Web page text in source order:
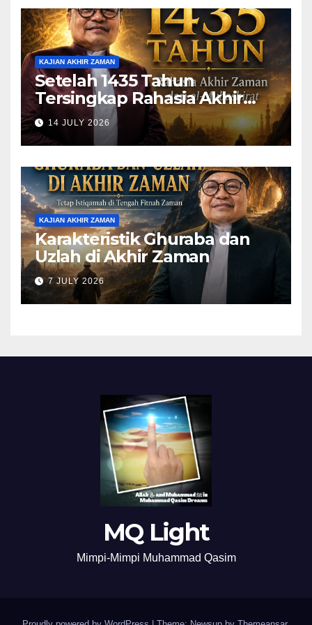
KAJIAN AKHIR ZAMAN
Setelah 1435 Tahun
Tersingkap Rahasia Akhir
Zaman dari al-Mubashirat
(Pelajari Mimpi Muhammad
Qasim)
14 JULY 2026
KAJIAN AKHIR ZAMAN
Karakteristik Ghuraba dan
Uzlah di Akhir Zaman
7 JULY 2026
MQ Light
Mimpi-Mimpi Muhammad Qasim